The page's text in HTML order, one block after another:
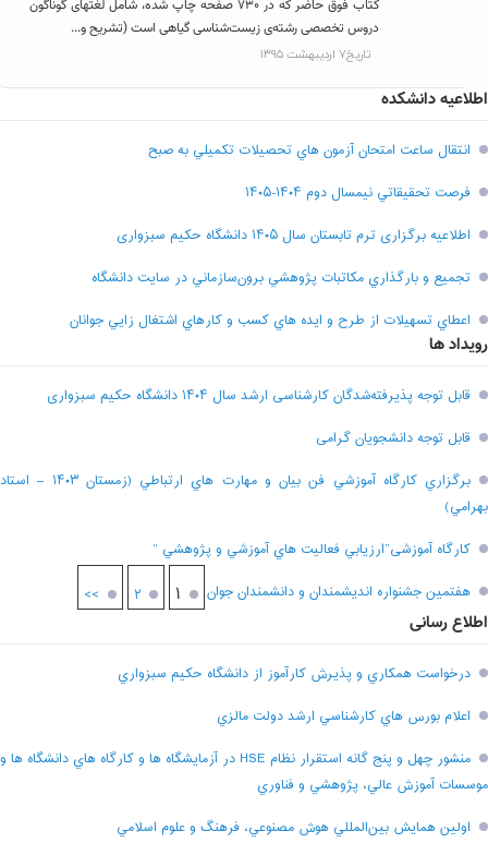
کتاب فوق حاضر که در ۷۳۰ صفحه چاپ شده، شامل لغتهای گوناگون
دروس تخصصی رشته‌ی زیست‌شناسی گیاهی است (تشریح و...
تاریخ۷ اردیبهشت ۱۳۹۵
اطلاعیه دانشکده
انتقال ساعت امتحان آزمون هاي تحصيلات تکميلي به صبح
فرصت تحقيقاتي نیمسال دوم ۱۴۰۴-۱۴۰۵
اطلاعیه برگزاری ترم تابستان سال ۱۴۰۵ دانشگاه حکیم سبزواری
تجميع و بارگذاري مکاتبات پژوهشي برون‌سازماني در سايت دانشگاه
اعطاي تسهيلات از طرح و ايده هاي کسب و کارهاي اشتغال زايي جوانان
رویداد ها
قابل توجه پذیرفته‌شدگان کارشناسی ارشد سال ۱۴۰۴ دانشگاه حکیم سبزواری
قابل توجه دانشجویان گرامی
برگزاري کارگاه آموزشي فن بيان و مهارت هاي ارتباطي (زمستان ۱۴۰۳ – استاد
بهرامي)
کارگاه آموزشی”ارزيابي فعاليت هاي آموزشي و پژوهشي “
هفتمين جشنواره انديشمندان و دانشمندان جوان
۱ ۲ >>
اطلاع رسانی
درخواست همکاري و پذيرش کارآموز از دانشگاه حکيم سبزواري
اعلام بورس هاي کارشناسي ارشد دولت مالزي
منشور چهل و پنج گانه استقرار نظام HSE در آزمايشگاه ها و کارگاه هاي دانشگاه ها و
موسسات آموزش عالي، پژوهشي و فناوري
اولين همايش بين‌المللي هوش مصنوعي، فرهنگ و علوم اسلامي